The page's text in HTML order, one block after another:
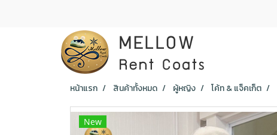
หน้าแรก สินค้าทั้งหมด ผู้หญิง โค้ท & แจ็คเก็ต
New